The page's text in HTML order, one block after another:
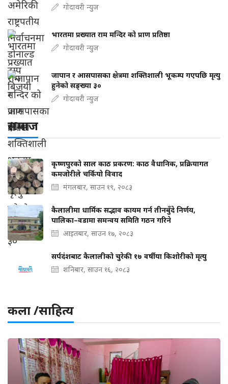
गोदावरी न्युज
भारतमा प्रख्यात राम मन्दिर को प्राण प्रतिष्ठा
गोदावरी न्युज
जापान र आसपासका क्षेत्रमा शक्तिशाली भूकम्प गएपछि मृत्यु
हुनेको सङ्ख्या ३०
गोदावरी न्युज
समाज
कृष्णपुरको साल काठ प्रकरण: काठ वैधानिक, प्रक्रियागत
कमजोरीले चर्कियो विवाद
मंगलबार, साउन १९, २०८३
कैलालीमा धार्मिक सद्भाव कायम गर्न तीनबुँदे निर्णय,
पालिका–वडामा समन्वय समिति गठन गरिने
आइतबार, साउन १७, २०८३
सर्पदंशबाट कैलालीको चुरेकी १७ वर्षीया किशोरीको मृत्यु
शनिबार, साउन १६, २०८३
कला /साहित्य